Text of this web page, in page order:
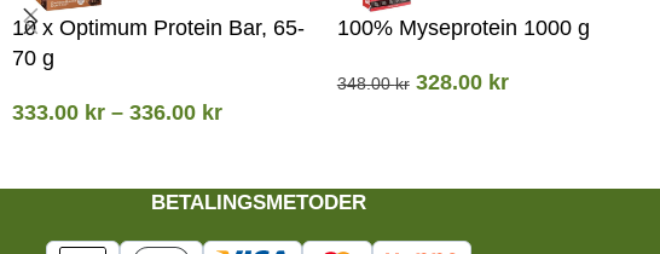
10 x Optimum Protein Bar, 65-
70 g
333.00 kr – 336.00 kr
100% Myseprotein 1000 g
348.00kr 328.00 kr
BETALINGSMETODER